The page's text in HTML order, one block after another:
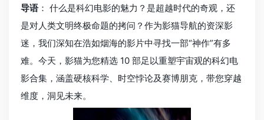
导语 ： 什么是科幻电影的魅力？是超越时代的奇观，还
是对人类文明终极命题的拷问？作为影猫导航的资深影
迷，我们深知在浩如烟海的影片中寻找一部“神作”有多
难。今天，影猫为您精选 10 部足以重塑宇宙观的科幻电
影合集，涵盖硬核科学、时空悖论及赛博朋克，带您穿越
维度，洞见未来。